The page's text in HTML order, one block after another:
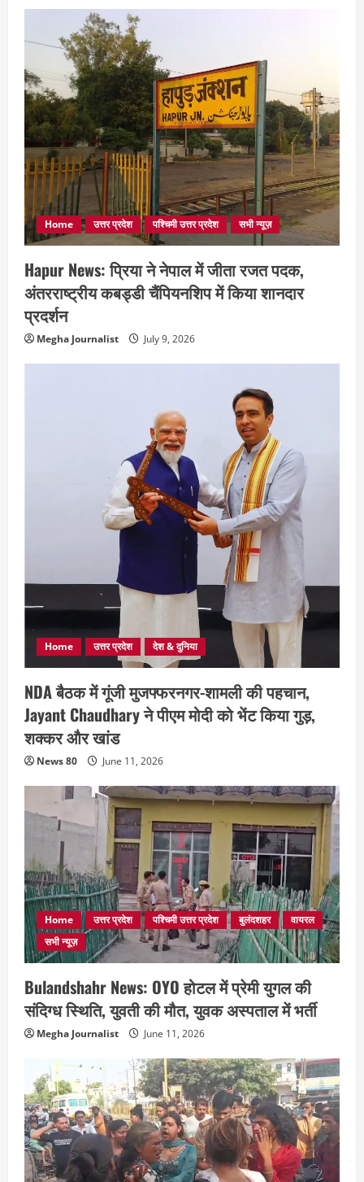
Home उत्तर प्रदेश पश्चिमी उत्तर प्रदेश सभी न्यूज़
Hapur News: प्रिया ने नेपाल में जीता रजत पदक,
अंतरराष्ट्रीय कबड्डी चैंपियनशिप में किया शानदार
प्रदर्शन
Megha Journalist July 9, 2026
Home उत्तर प्रदेश देश & दुनिया
NDA बैठक में गूंजी मुजफ्फरनगर-शामली की पहचान,
Jayant Chaudhary ने पीएम मोदी को भेंट किया गुड़,
शक्कर और खांड
News 80 June 11, 2026
Home उत्तर प्रदेश पश्चिमी उत्तर प्रदेश बुलंदशहर
वायरल
सभी न्यूज़
Bulandshahr News: OYO होटल में प्रेमी युगल की
संदिग्ध स्थिति, युवती की मौत, युवक अस्पताल में भर्ती
Megha Journalist June 11, 2026